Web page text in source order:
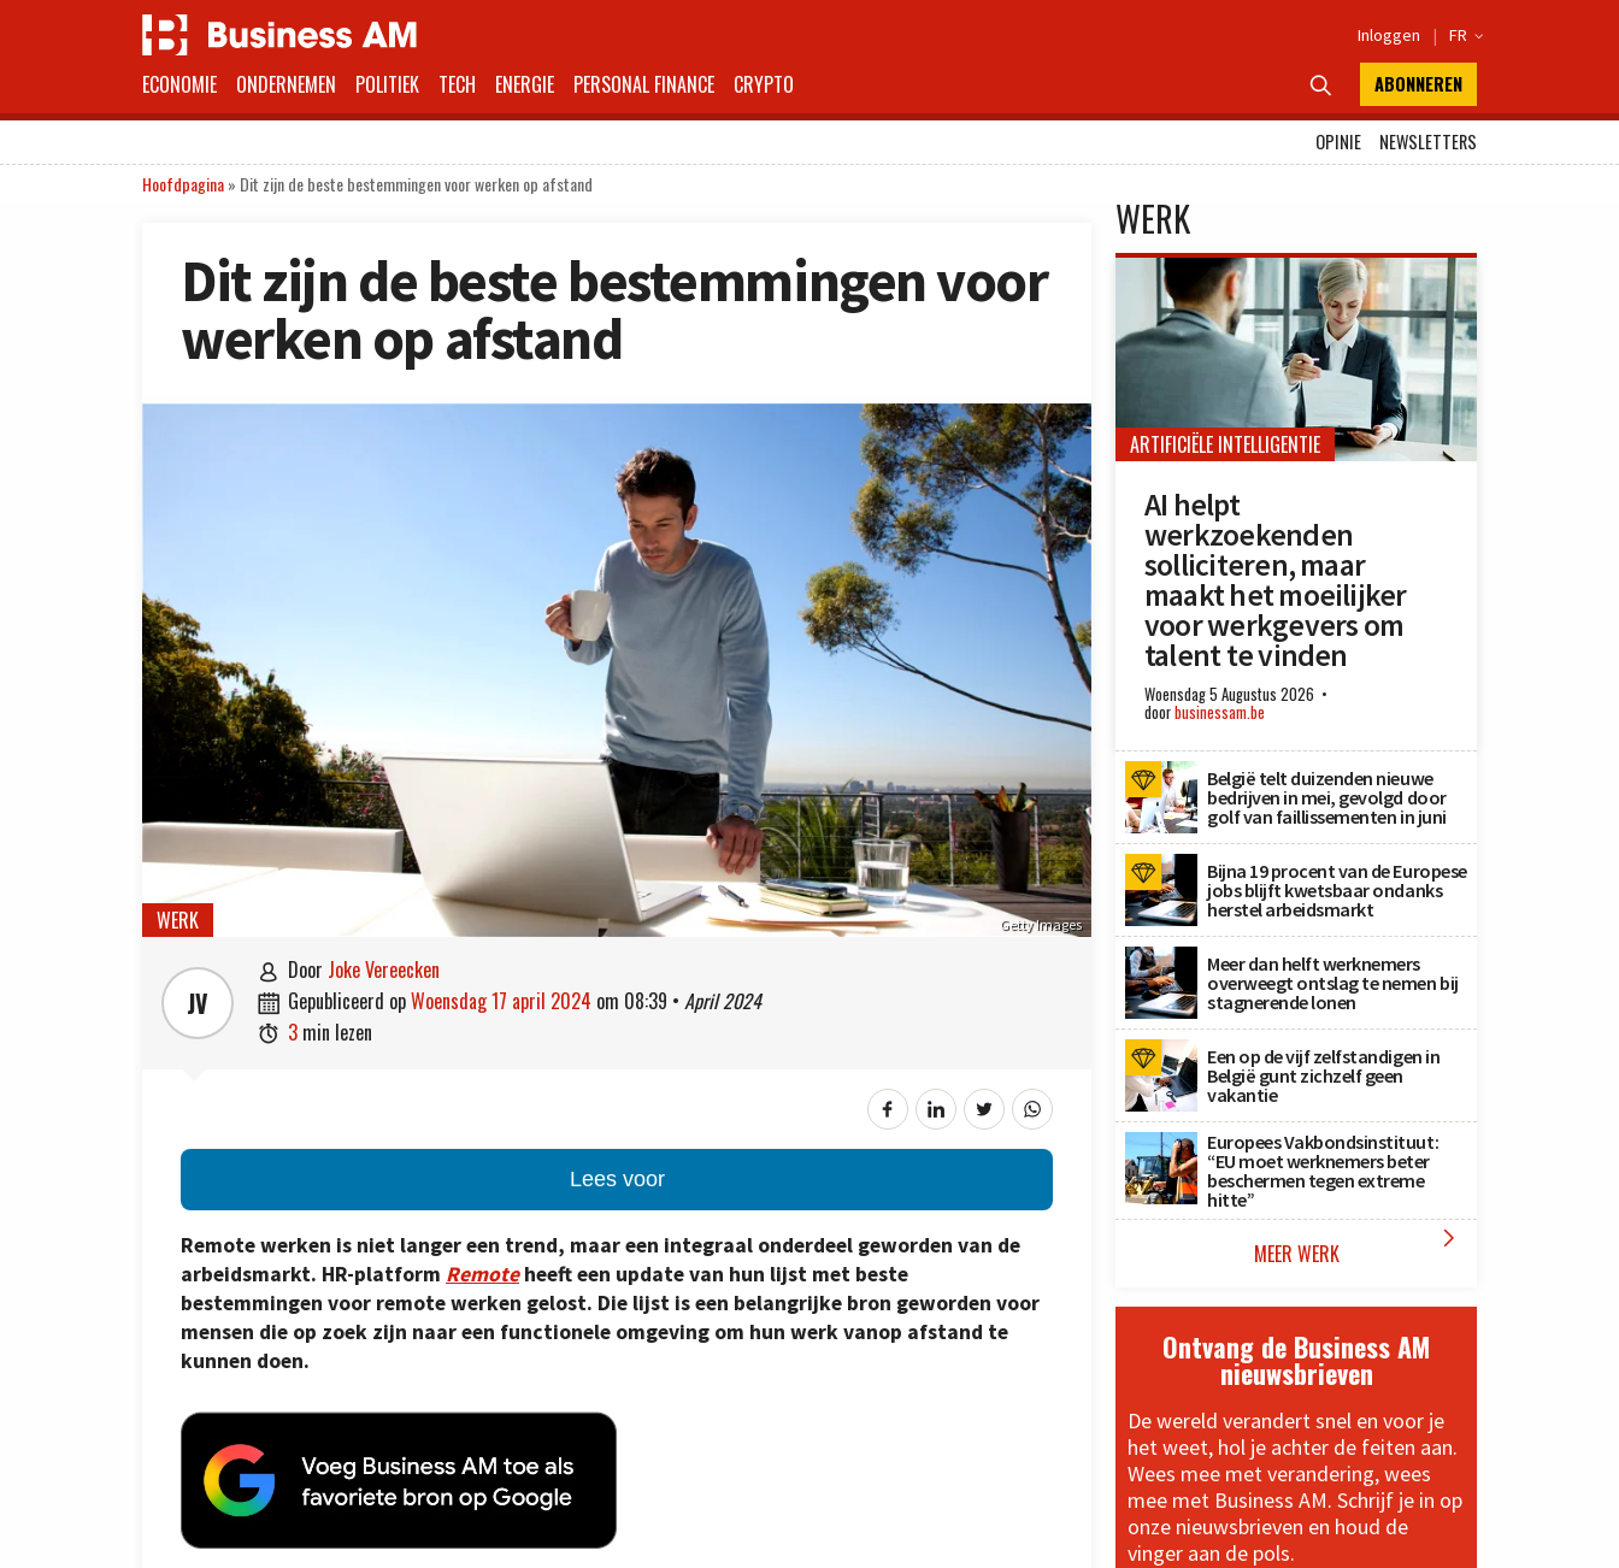
Inloggen | FR 
ECONOMIE ONDERNEMEN POLITIEK TECH ENERGIE PERSONAL FINANCE CRYPTO  ABONNEREN
OPINIE
NEWSLETTERS
Hoofdpagina» Dit zijn de beste bestemmingen voor werken op afstand
Dit zijn de beste bestemmingen voor
werken op afstand
Getty Images
WERK
JV
 door Joke Vereecken
 gepubliceerd op woensdag 17 april 2024 om 08:39 • April 2024
 3 min lezen
Lees voor
Remote werken is niet langer een trend, maar een integraal onderdeel geworden van de
arbeidsmarkt. HR-platform Remote heeft een update van hun lijst met beste
bestemmingen voor remote werken gelost. Die lijst is een belangrijke bron geworden voor
mensen die op zoek zijn naar een functionele omgeving om hun werk vanop afstand te
kunnen doen.
WERK
ARTIFICIËLE INTELLIGENTIE
AI helpt
werkzoekenden
solliciteren, maar
maakt het moeilijker
voor werkgevers om
talent te vinden
Woensdag 5 Augustus 2026
doorbusinessam.be
België telt duizenden nieuwe
bedrijven in mei, gevolgd door
golf van faillissementen in juni
Bijna 19 procent van de Europese
jobs blijft kwetsbaar ondanks
herstel arbeidsmarkt
Meer dan helft werknemers
overweegt ontslag te nemen bij
stagnerende lonen
Een op de vijf zelfstandigen in
België gunt zichzelf geen
vakantie
Europees Vakbondsinstituut:
“EU moet werknemers beter
beschermen tegen extreme
hitte”
MEER WERK 
Ontvang de Business AM
nieuwsbrieven
De wereld verandert snel en voor je
het weet, hol je achter de feiten aan.
Wees mee met verandering, wees
mee met Business AM. Schrijf je in op
onze nieuwsbrieven en houd de
vinger aan de pols.